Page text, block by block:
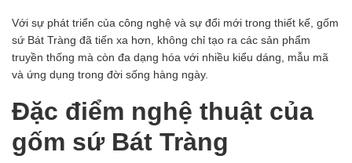
Với sự phát triển của công nghệ và sự đổi mới trong thiết kế, gốm
sứ Bát Tràng đã tiến xa hơn, không chỉ tạo ra các sản phẩm
truyền thống mà còn đa dạng hóa với nhiều kiểu dáng, mẫu mã
và ứng dụng trong đời sống hàng ngày.
Đặc điểm nghệ thuật của
gốm sứ Bát Tràng